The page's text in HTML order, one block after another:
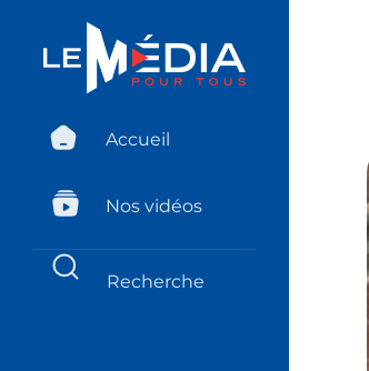
Accueil
Nos vidéos